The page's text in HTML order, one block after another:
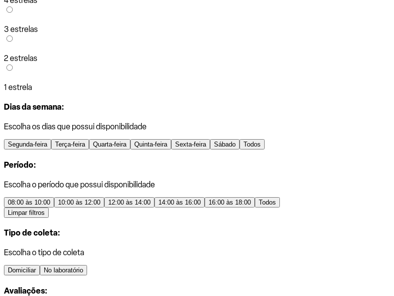
3 estrelas
2 estrelas
1 estrela
Dias da semana:
Escolha os dias que possui disponibilidade
Segunda-feira Terça-feira Quarta-feira Quinta-feira Sexta-feira Sábado Todos
Período:
Escolha o período que possui disponibilidade
08:00 às 10:00 10:00 às 12:00 12:00 às 14:00 14:00 às 16:00 16:00 às 18:00
Todos
Limpar filtros
Tipo de coleta:
Escolha o tipo de coleta
Domiciliar No laboratório
Avaliações: